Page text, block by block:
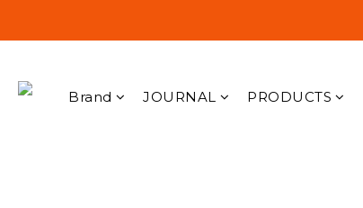
Brand JOURNAL PRODUCTS